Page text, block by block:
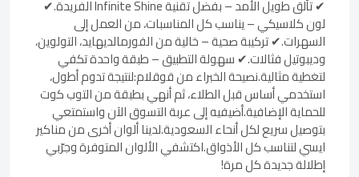
✔ تألق طويل الأمد – بفضل تقنية Infinite Shine الفريدة.✔
لون كلاسيكي – يناسب كل المناسبات، من العمل إلى
السهرات.✔ تركيبة صحية – خالية من الفورمالديهايد، التولوين،
وديبوتيل فثالات.✔ سهولة التطبيق – طبقة واحدة تكفي
لتغطية مثالية.نصيحة الخبراء من قوقلام:لنتيجة تدوم أطول،
استخدمي أساس قبل الطلاء، ثم أنهي بطبقة من التوب كوت
للحماية الإضافية.أضيفيه إلى عربة التسوق الآن واستمتعي
بتوصيل سريع لكل أنحاء السعودية.لدينا ألوان أخرى من مناكير
ايسي لتناسب كل الأذواق.اكتشفي الألوان المتوفرة وجرّبي
إطلالة جديدة كل مرة!